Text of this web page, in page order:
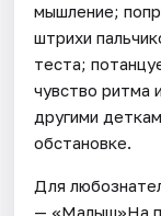
мышление;
штрихи
теста;
чувство ритма
другими
обстановке.
Для
— «Малыш»На